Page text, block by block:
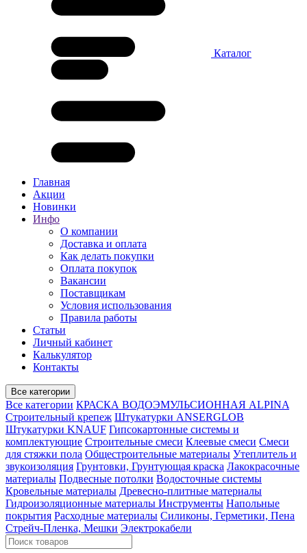
Каталог
Главная
Акции
Новинки
Инфо
О компании
Доставка и оплата
Как делать покупки
Оплата покупок
Вакансии
Поставщикам
Условия использования
Правила работы
Статьи
Личный кабинет
Калькулятор
Контакты
Все категории
Все категории КРАСКА ВОДОЭМУЛЬСИОННАЯ ALPINA
Строительный крепеж Штукатурки ANSERGLOB
Штукатурки KNAUF Гипсокартонные системы и
комплектующие Строительные смеси Клеевые смеси Смеси
для стяжки пола Общестроительные материалы Утеплитель и
звукоизоляция Грунтовки, Грунтующая краска Лакокрасочные
материалы Подвесные потолки Водосточные системы
Кровельные материалы Древесно-плитные материалы
Гидроизоляционные материалы Инструменты Напольные
покрытия Расходные материалы Силиконы, Герметики, Пена
Стрейч-Пленка, Мешки Электрокабели